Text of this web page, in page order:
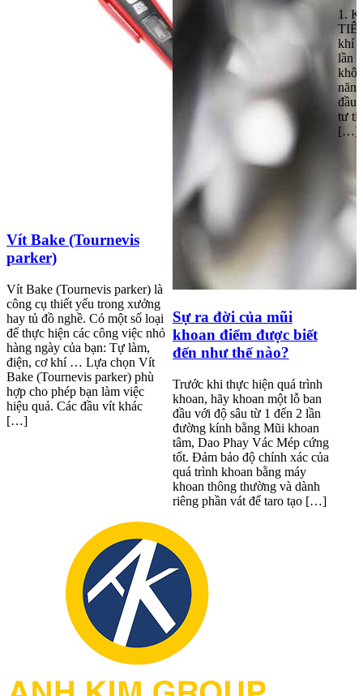
Vít Bake (Tournevis
parker)
Vít Bake (Tournevis parker) là
công cụ thiết yếu trong xưởng
hay tủ đồ nghề. Có một số loại
để thực hiện các công việc nhỏ
hàng ngày của bạn: Tự làm,
điện, cơ khí … Lựa chọn Vít
Bake (Tournevis parker) phù
hợp cho phép bạn làm việc
hiệu quả. Các đầu vít khác
[…]
Sự ra đời của mũi
khoan điểm được biết
đến như thế nào?
Trước khi thực hiện quá trình
khoan, hãy khoan một lỗ ban
đầu với độ sâu từ 1 đến 2 lần
đường kính bằng Mũi khoan
tâm, Dao Phay Vác Mép cứng
tốt. Đảm bảo độ chính xác của
quá trình khoan bằng máy
khoan thông thường và dành
riêng phần vát để taro tạo […]
1.
khí
lần
tư
[…]